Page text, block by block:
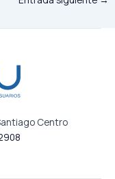
Centro